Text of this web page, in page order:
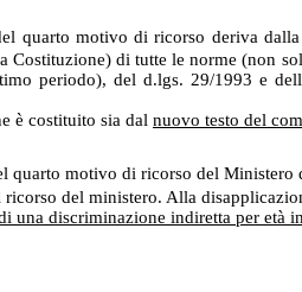
quarto motivo di ricorso deriva
Costituzione) di tutte le norme (non
periodo), del d.lgs. 29/1993 e
è costituito sia dal nuovo testo del
quarto motivo di ricorso del Ministero
del ministero. Alla
una discriminazione indiretta per età